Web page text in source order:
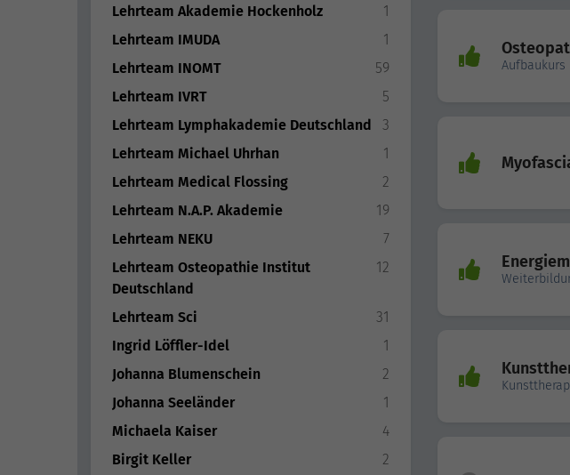
Lehrteam Akademie Hockenholz
1
Lehrteam IMUDA
1
Lehrteam INOMT
59
Lehrteam IVRT
5
Lehrteam Lymphakademie Deutschland
3
Lehrteam Michael Uhrhan
1
Lehrteam Medical Flossing
2
Lehrteam N.A.P. Akademie
19
Lehrteam NEKU
7
Lehrteam Osteopathie Institut
Deutschland
12
Lehrteam Sci
31
Ingrid Löffler-Idel
1
Johanna Blumenschein
2
Johanna Seeländer
1
Michaela Kaiser
4
Birgit Keller
2
Aufbaukurs